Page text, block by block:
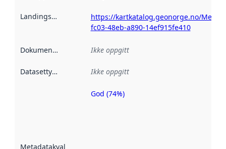
Landingsside
https://kartkatalog.geonorge.no/
fc03-48eb-a890-14ef915fe410
Dokumentasjon Ikke oppgitt
Datasettype Ikke oppgitt
Metadatakvalitet
Metadatakvalitet
God (74%)